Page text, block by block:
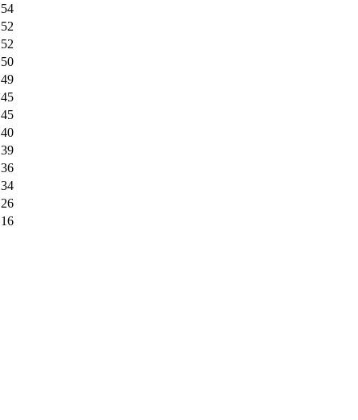
54
52
52
50
49
45
45
40
39
36
34
26
16